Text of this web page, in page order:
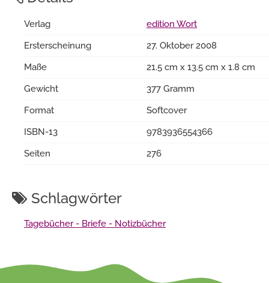
Verlag
edition Wort
Ersterscheinung
27. Oktober 2008
Maße
21.5 cm x 13.5 cm x 1.8 cm
Gewicht
377 Gramm
Format
Softcover
ISBN-13
9783936554366
Seiten
276
Schlagwörter
Tagebücher - Briefe - Notizbücher